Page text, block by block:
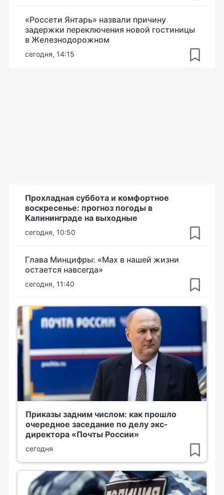
«Россети Янтарь» назвали причину
задержки переключения новой гостиницы
в Железнодорожном
сегодня, 14:15
Прохладная суббота и комфортное
воскресенье: прогноз погоды в
Калининграде на выходные
сегодня, 10:50
Глава Минцифры: «Мах в нашей жизни
остается навсегда»
сегодня, 11:40
Приказы задним числом: как прошло
очередное заседание по делу экс-
директора «Почты России»
сегодня